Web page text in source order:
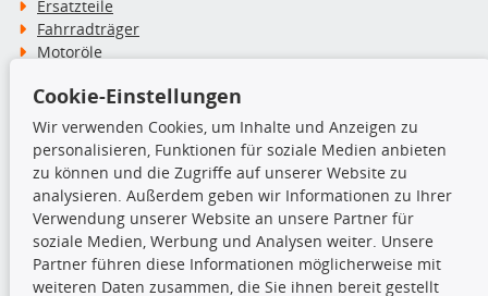
Ersatzteile
Fahrradträger
Motoröle
Schneeketten
TecDoc Inside
Die hier angezeigten Daten insbesondere die gesamte Datenbank dürfen
Cookie-Einstellungen
Wir verwenden Cookies, um Inhalte und Anzeigen zu
personalisieren, Funktionen für soziale Medien anbieten
zu können und die Zugriffe auf unserer Website zu
analysieren. Außerdem geben wir Informationen zu Ihrer
Verwendung unserer Website an unsere Partner für
soziale Medien, Werbung und Analysen weiter. Unsere
Partner führen diese Informationen möglicherweise mit
weiteren Daten zusammen, die Sie ihnen bereit gestellt